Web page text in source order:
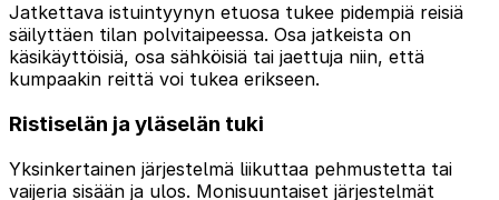
Jatkettava istuintyynyn etuosa tukee pidempiä reisiä
säilyttäen tilan polvitaipeessa. Osa jatkeista on
käsikäyttöisiä, osa sähköisiä tai jaettuja niin, että
kumpaakin reittä voi tukea erikseen.
Ristiselän ja yläselän tuki
Yksinkertainen järjestelmä liikuttaa pehmustetta tai
vaijeria sisään ja ulos. Monisuuntaiset järjestelmät